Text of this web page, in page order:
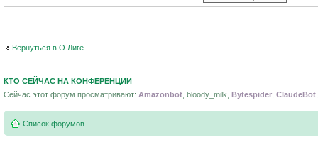
Вернуться в О Лиге
КТО СЕЙЧАС НА КОНФЕРЕНЦИИ
Сейчас этот форум просматривают: Amazonbot , bloody_milk, Bytespider ClaudeBot
Список форумов